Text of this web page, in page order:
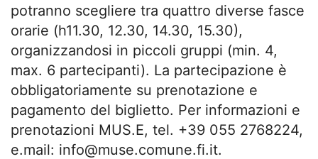
potranno scegliere tra quattro diverse fasce
orarie (h11.30, 12.30, 14.30, 15.30),
organizzandosi in piccoli gruppi (min. 4,
max. 6 partecipanti). La partecipazione è
obbligatoriamente su prenotazione e
pagamento del biglietto. Per informazioni e
prenotazioni MUS.E, tel. +39 055 2768224,
e.mail: info@muse.comune.fi.it.